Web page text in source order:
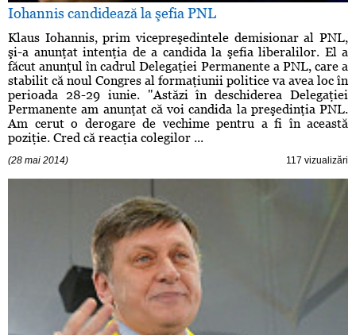
Iohannis candidează la şefia PNL
Klaus Iohannis, prim vicepreşedintele demisionar al PNL,
şi-a anunţat intenţia de a candida la şefia liberalilor. El a
făcut anunţul în cadrul Delegaţiei Permanente a PNL, care a
stabilit că noul Congres al formaţiunii politice va avea loc în
perioada 28-29 iunie. "Astăzi în deschiderea Delegaţiei
Permanente am anunţat că voi candida la preşedinţia PNL.
Am cerut o derogare de vechime pentru a fi în această
poziţie. Cred că reacţia colegilor ...
(28 mai 2014) 117 vizualizări